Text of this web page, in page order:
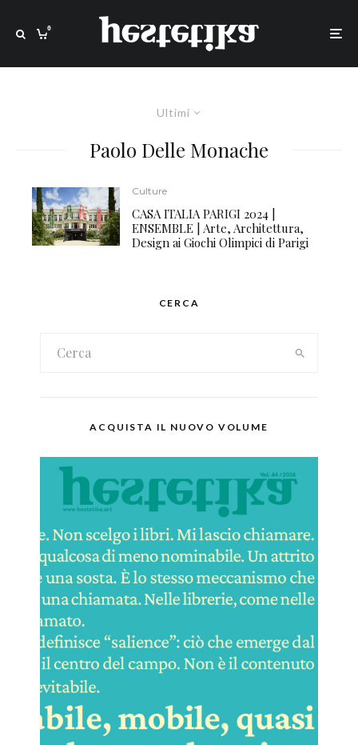
0
Ultimi
Paolo Delle Monache
Culture
CASA ITALIA PARIGI 2024 |
ENSEMBLE | Arte, Architettura,
Design ai Giochi Olimpici di Parigi
CERCA
ACQUISTA IL NUOVO VOLUME